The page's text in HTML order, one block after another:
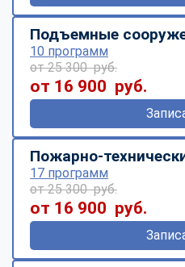
Подъемные
10 программ
от 25 300 руб.
от 16 900 руб.
Пожарно-
17 программ
от 25 300 руб.
от 16 900 руб.